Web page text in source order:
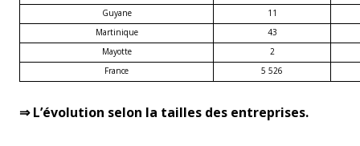
Guyane
11
Martinique
43
Mayotte
2
France
5 526
⇒ L’évolution selon la tailles des entreprises.